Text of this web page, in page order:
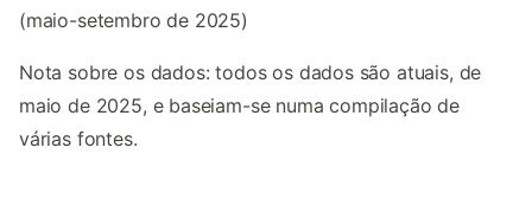
(maio-setembro de 2025)
Nota sobre os dados: todos os dados são atuais, de
maio de 2025, e baseiam-se numa compilação de
várias fontes.